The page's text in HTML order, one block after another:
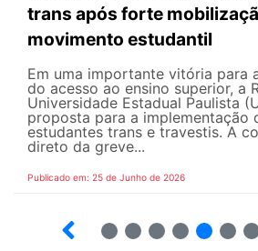
trans após forte
movimento estudantil
Em uma importante vitória para
do acesso ao ensino superior, a
Universidade Estadual Paulista
proposta para a implementação
estudantes trans e travestis. A
direto da greve...
Publicado em: 25 de Junho de 2026